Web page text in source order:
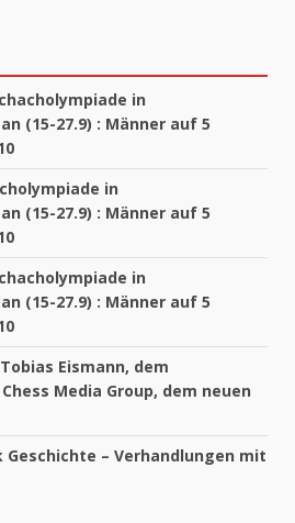
in
(15-27.9) : Männer auf 5
in
(15-27.9) : Männer auf 5
in
(15-27.9) : Männer auf 5
Eismann, dem
Media Group, dem neuen
Geschichte – Verhandlungen mit